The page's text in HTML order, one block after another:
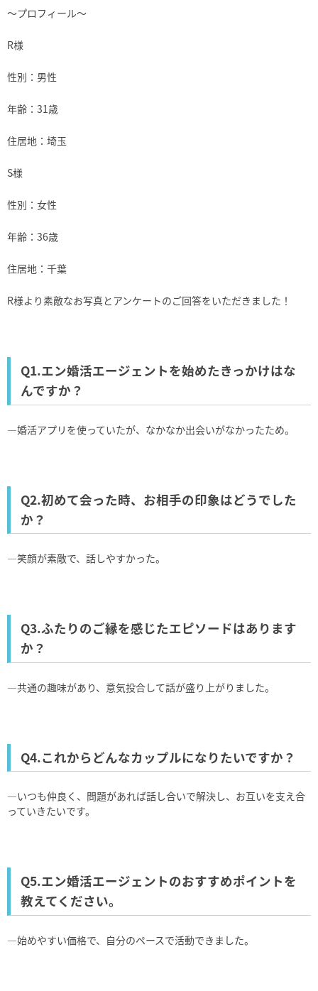
～プロフィール～
R様
性別：男性
年齢：31歳
住居地：埼玉
S様
性別：女性
年齢：36歳
住居地：千葉
R様より素敵なお写真とアンケートのご回答をいただきました！
Q1.エン婚活エージェントを始めたきっかけはな
んですか？
―婚活アプリを使っていたが、なかなか出会いがなかったため。
Q2.初めて会った時、お相手の印象はどうでした
か？
―笑顔が素敵で、話しやすかった。
Q3.ふたりのご縁を感じたエピソードはあります
か？
―共通の趣味があり、意気投合して話が盛り上がりました。
Q4.これからどんなカップルになりたいですか？
―いつも仲良く、問題があれば話し合いで解決し、お互いを支え合
っていきたいです。
Q5.エン婚活エージェントのおすすめポイントを
教えてください。
―始めやすい価格で、自分のペースで活動できました。